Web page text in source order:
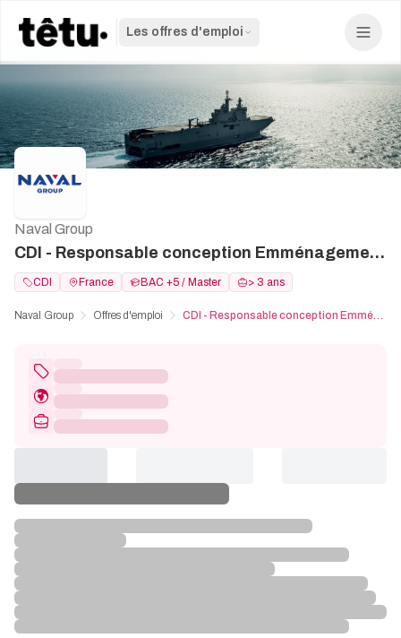
Les offres d'emploi
CDI - Responsable conception Emménagement / Intégration - H/F
Naval Group
CDI France BAC +5 / Master > 3 ans
Naval Group Offres d'emploi CDI - Responsable conception Emménagement / Intégration - H/F